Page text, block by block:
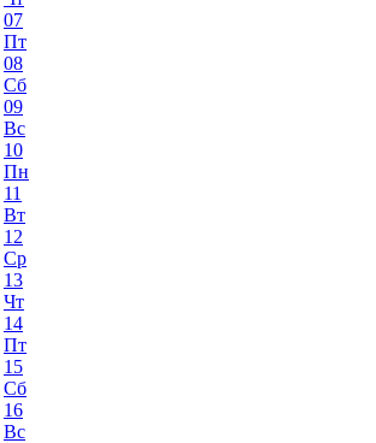
07
Пт
08
Сб
09
Вс
10
Пн
11
Вт
12
Ср
13
Чт
14
Пт
15
Сб
16
Вс